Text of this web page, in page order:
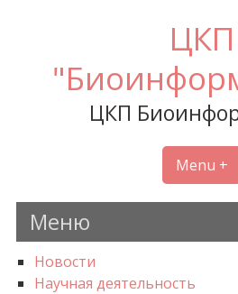
ЦКП
ЦКП
Menu +
Меню
Новости
Научная деятельность